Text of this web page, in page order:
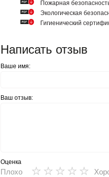
Пожарная
Экологическая
Гигиенический
Написать отзыв
Ваше имя:
Ваш отзыв:
Оценка
Плохо ★
★
★
★
★